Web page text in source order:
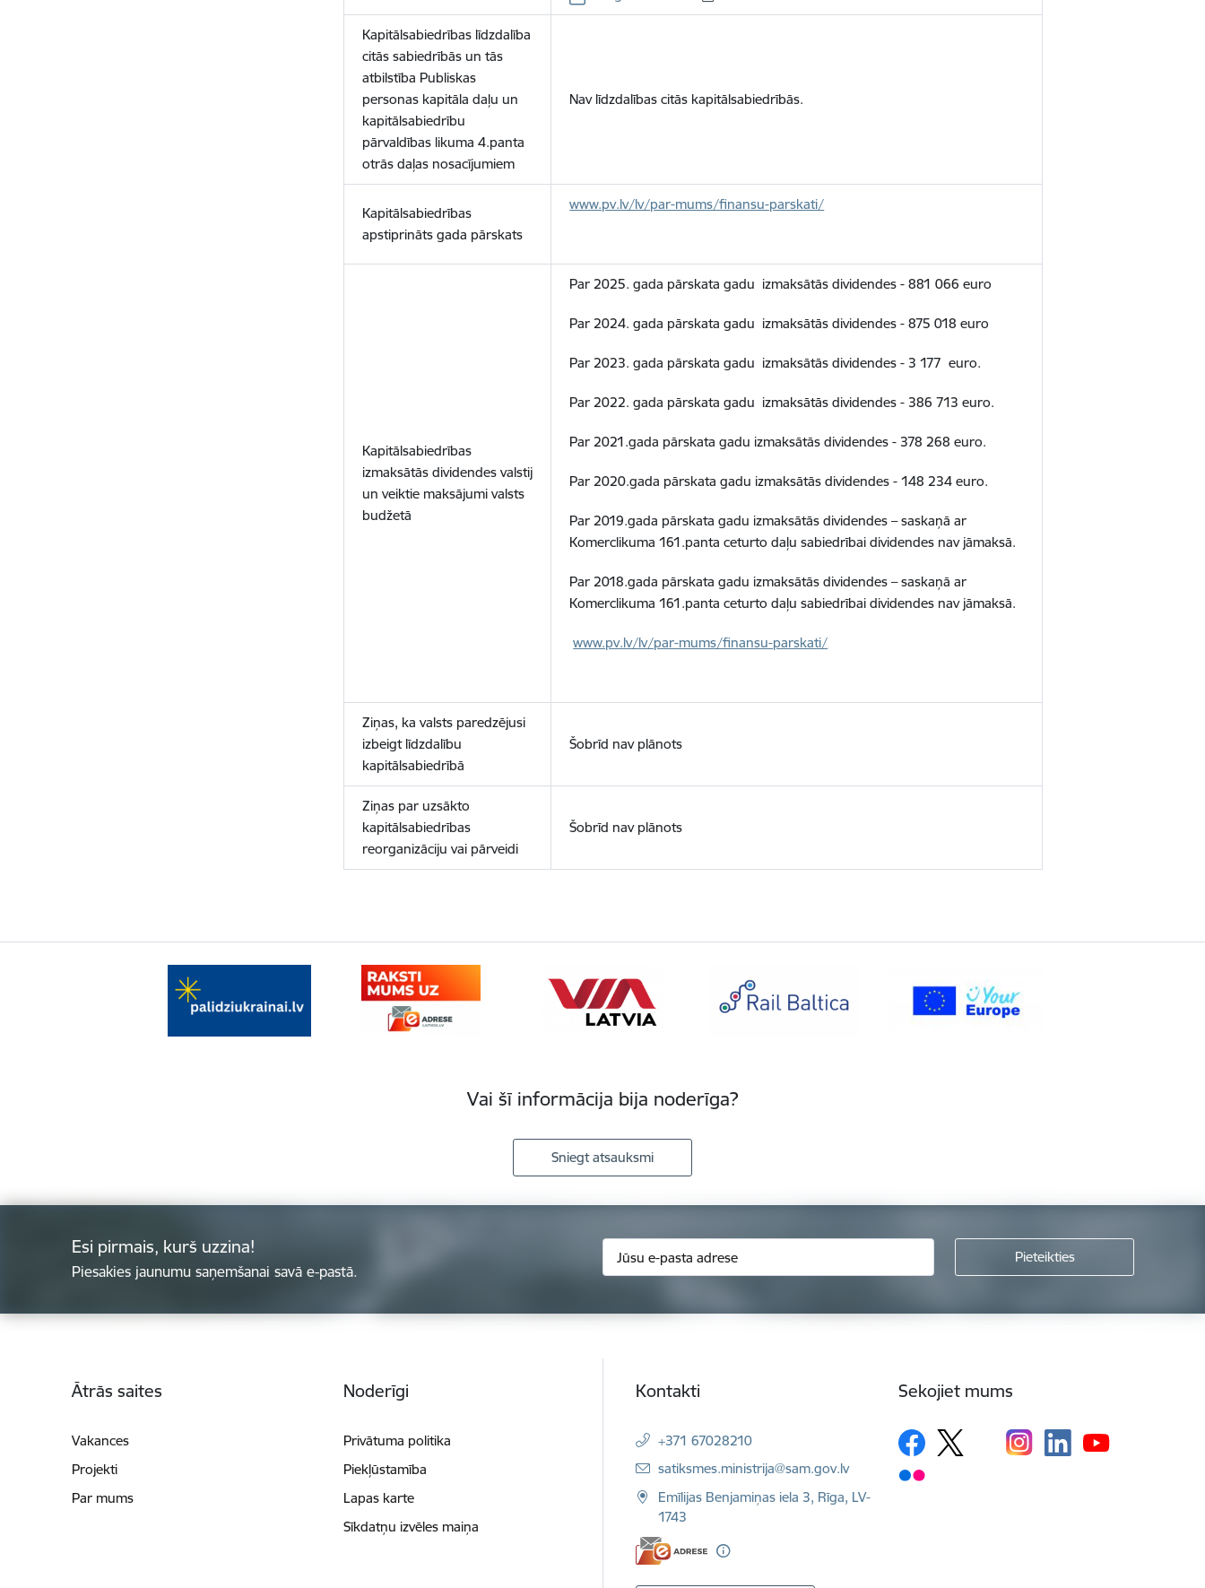
Kapitālsabiedrības līdzdalība
citās sabiedrībās un tās
atbilstība Publiskas
personas kapitāla daļu un
kapitālsabiedrību
pārvaldības likuma 4.panta
otrās daļas nosacījumiem
Nav līdzdalības citās kapitālsabiedrībās.
Kapitālsabiedrības
apstiprināts gada pārskats
www.pv.lv/lv/par-mums/finansu-parskati/
Kapitālsabiedrības
izmaksātās dividendes valstij
un veiktie maksājumi valsts
budžetā
Par 2025. gada pārskata gadu izmaksātās dividendes - 881 066 euro
Par 2024. gada pārskata gadu izmaksātās dividendes - 875 018 euro
Par 2023. gada pārskata gadu izmaksātās dividendes - 3 177 euro.
Par 2022. gada pārskata gadu izmaksātās dividendes - 386 713 euro.
Par 2021.gada pārskata gadu izmaksātās dividendes - 378 268 euro.
Par 2020.gada pārskata gadu izmaksātās dividendes - 148 234 euro.
Par 2019.gada pārskata gadu izmaksātās dividendes – saskaņā ar
Komerclikuma 161.panta ceturto daļu sabiedrībai dividendes nav jāmaksā.
Par 2018.gada pārskata gadu izmaksātās dividendes – saskaņā ar
Komerclikuma 161.panta ceturto daļu sabiedrībai dividendes nav jāmaksā.
www.pv.lv/lv/par-mums/finansu-parskati/
Ziņas, ka valsts paredzējusi
izbeigt līdzdalību
kapitālsabiedrībā
Šobrīd nav plānots
Ziņas par uzsākto
kapitālsabiedrības
reorganizāciju vai pārveidi
Šobrīd nav plānots
Vai šī informācija bija noderīga?
Sniegt atsauksmi
Esi pirmais, kurš uzzina!
Piesakies jaunumu saņemšanai savā e-pastā.
Ātrās saites
Vakances
Projekti
Par mums
Noderīgi
Privātuma politika
Piekļūstamība
Lapas karte
Sīkdatņu izvēles maiņa
Kontakti
+371 67028210
E-pasts:
satiksmes.ministrija@sam.gov.lv
Emīlijas Benjamiņas iela 3, Rīga, LV-
1743
Sekojiet mums